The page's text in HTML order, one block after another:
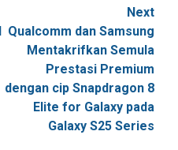
Next
Qualcomm dan Samsung
Mentakrifkan Semula
Prestasi Premium
dengan cip Snapdragon 8
Elite for Galaxy pada
Galaxy S25 Series